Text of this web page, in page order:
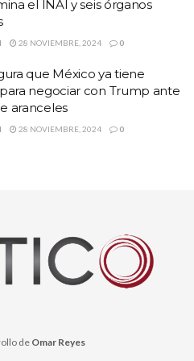
resolver la
en este
contestó el
que resolver
política, pues
el INAI y seis órganos
28 NOVIEMBRE, 2024 0
que México ya tiene
negociar con Trump ante
aranceles
28 NOVIEMBRE, 2024 0
de Omar Reyes